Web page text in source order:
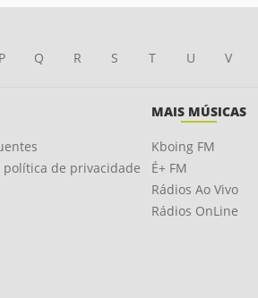
P Q R S T U V
de privacidade
MAIS MÚSICAS
Kboing FM
É+ FM
Rádios Ao Vivo
Rádios OnLine